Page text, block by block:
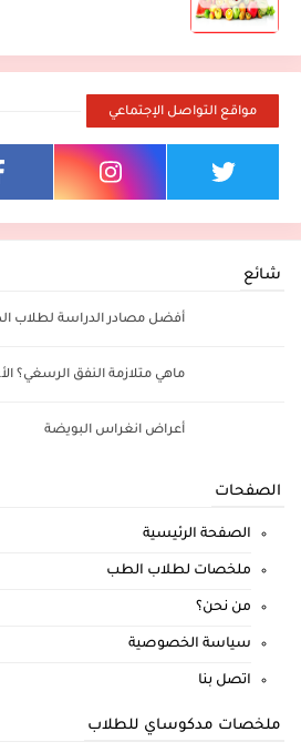
مواقع التواصل الإجتماعي
شائع
أفضل مصادر الدراسة لطلاب
ماهي متلازمة النفق الرسغي؟
أعراض انغراس البويضة
الصفحات
الصفحة الرئيسية
ملخصات لطلاب الطب
من نحن؟
سياسة الخصوصية
اتصل بنا
ملخصات مدكوساي للطلاب